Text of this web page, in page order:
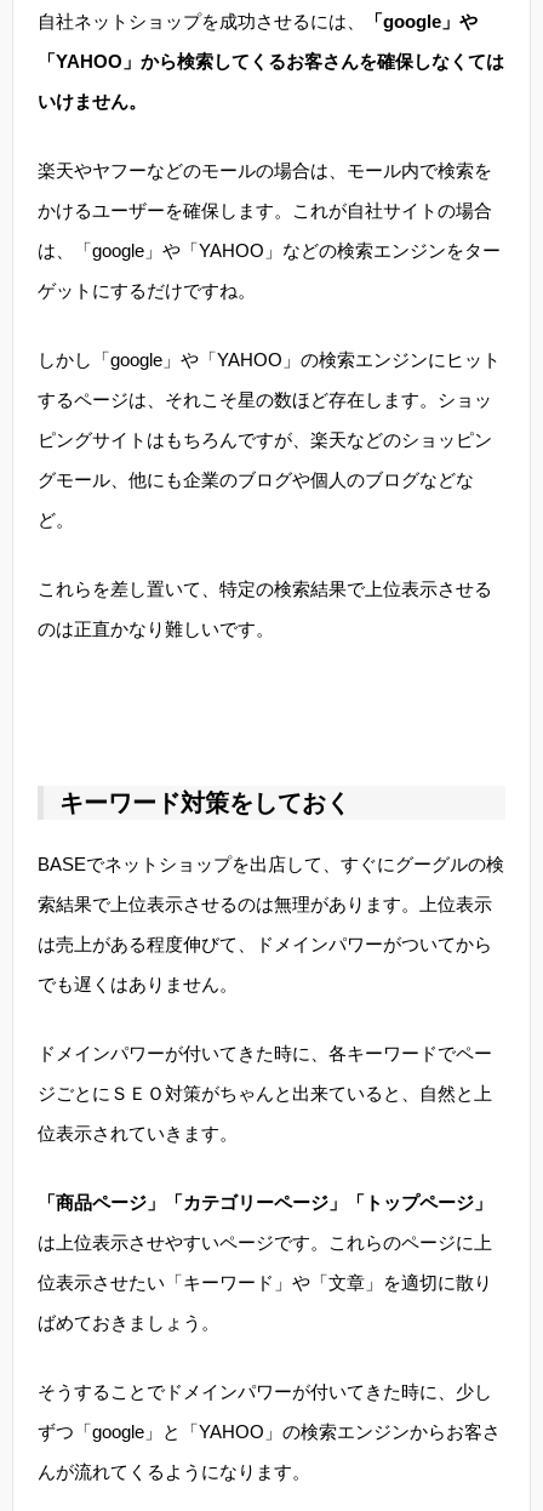
自社ネットショップを成功させるには、
「google」や
「YAHOO」から検索してくるお客さんを確保しなくては
いけません。
楽天やヤフーなどのモールの場合は、モール内で検索を
かけるユーザーを確保します。これが自社サイトの場合
は、「google」や「YAHOO」などの検索エンジンをター
ゲットにするだけですね。
しかし「google」や「YAHOO」の検索エンジンにヒット
するページは、それこそ星の数ほど存在します。ショッ
ピングサイトはもちろんですが、楽天などのショッピン
グモール、他にも企業のブログや個人のブログなどな
ど。
これらを差し置いて、特定の検索結果で上位表示させる
のは正直かなり難しいです。
キーワード対策をしておく
BASEでネットショップを出店して、すぐにグーグルの検
索結果で上位表示させるのは無理があります。上位表示
は売上がある程度伸びて、ドメインパワーがついてから
でも遅くはありません。
ドメインパワーが付いてきた時に、各キーワードでペー
ジごとにＳＥＯ対策がちゃんと出来ていると、自然と上
位表示されていきます。
「商品ページ」「カテゴリーページ」「トップページ」
は上位表示させやすいページです。これらのページに上
位表示させたい「キーワード」や「文章」を適切に散り
ばめておきましょう。
そうすることでドメインパワーが付いてきた時に、少し
ずつ「google」と「YAHOO」の検索エンジンからお客さ
んが流れてくるようになります。